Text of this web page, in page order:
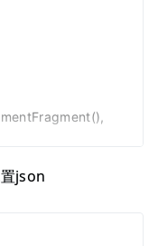
json